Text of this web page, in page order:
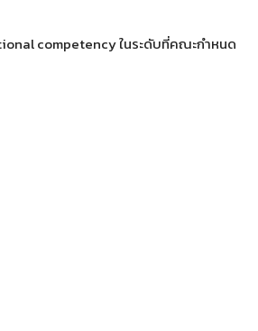
competency ในระดับที่คณะกำหนด